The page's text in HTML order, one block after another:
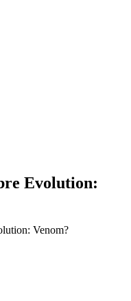
Evolution:
Venom?